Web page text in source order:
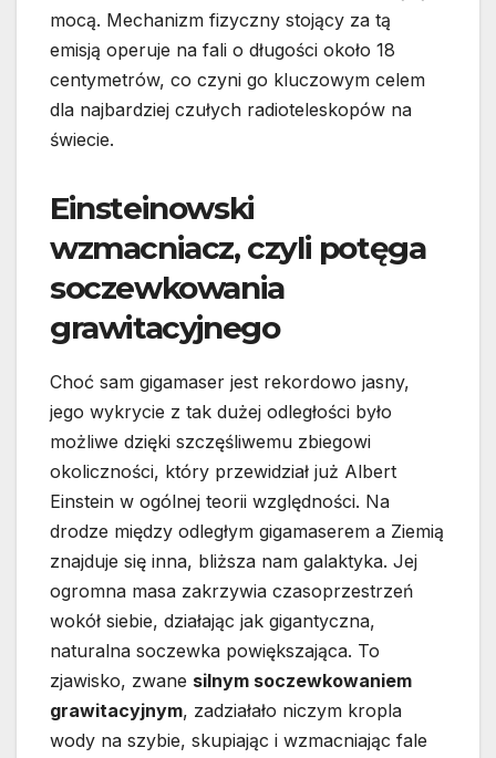
mocą. Mechanizm fizyczny stojący za tą
emisją operuje na fali o długości około 18
centymetrów, co czyni go kluczowym celem
dla najbardziej czułych radioteleskopów na
świecie.
Einsteinowski
wzmacniacz, czyli potęga
soczewkowania
grawitacyjnego
Choć sam gigamaser jest rekordowo jasny,
jego wykrycie z tak dużej odległości było
możliwe dzięki szczęśliwemu zbiegowi
okoliczności, który przewidział już Albert
Einstein w ogólnej teorii względności. Na
drodze między odległym gigamaserem a Ziemią
znajduje się inna, bliższa nam galaktyka. Jej
ogromna masa zakrzywia czasoprzestrzeń
wokół siebie, działając jak gigantyczna,
naturalna soczewka powiększająca. To
zjawisko, zwane silnym soczewkowaniem
grawitacyjnym, zadziałało niczym kropla
wody na szybie, skupiając i wzmacniając fale